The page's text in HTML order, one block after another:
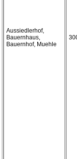
Aussiedlerhof,
Bauernhaus,
Bauernhof, Muehle